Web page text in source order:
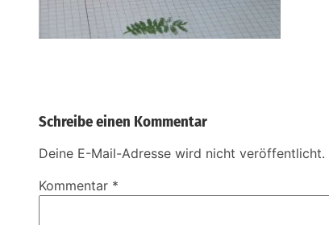
Schreibe einen Kommentar
Deine E-Mail-Adresse wird nicht veröffentlicht.
Kommentar *